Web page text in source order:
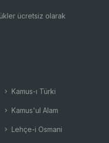
ücretsiz olarak
Kamus-ı Türki
Kamus'ul Alam
Lehçe-i Osmani